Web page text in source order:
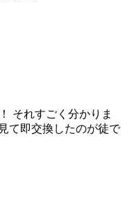
それすごく分かりま
て即交換したのが徒で